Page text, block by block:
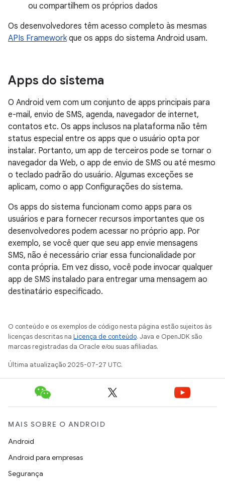
ou compartilhem os próprios dados
Os desenvolvedores têm acesso completo às mesmas
APIs Frameworkque os apps do sistema Android usam.
Apps do sistema
O Android vem com um conjunto de apps principais para
e-mail, envio de SMS, agenda, navegador de internet,
contatos etc. Os apps inclusos na plataforma não têm
status especial entre os apps que o usuário opta por
instalar. Portanto, um app de terceiros pode se tornar o
navegador da Web, o app de envio de SMS ou até mesmo
o teclado padrão do usuário. Algumas exceções se
aplicam, como o app Configurações do sistema.
Os apps do sistema funcionam como apps para os
usuários e para fornecer recursos importantes que os
desenvolvedores podem acessar no próprio app. Por
exemplo, se você quer que seu app envie mensagens
SMS, não é necessário criar essa funcionalidade por
conta própria. Em vez disso, você pode invocar qualquer
app de SMS instalado para entregar uma mensagem ao
destinatário especificado.
O conteúdo e os exemplos de código nesta página estão sujeitos às
licenças descritas na Licença de conteúdo. Java e OpenJDK são
marcas registradas da Oracle e/ou suas afiliadas.
Última atualização 2025-07-27 UTC.
MAIS SOBRE O ANDROID
Android
Android para empresas
Segurança